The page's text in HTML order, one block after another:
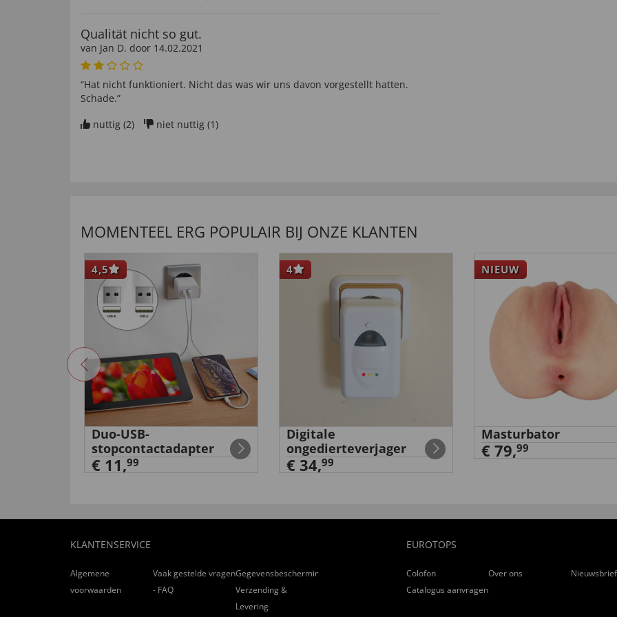
Qualität nicht so gut.
van Jan D. door 14.02.2021
“Hat nicht funktioniert. Nicht das was wir uns davon vorgestellt hatten.
Schade.”
nuttig (2) niet nuttig (1)
nuttig (1) niet nuttig ( 0)
MOMENTEEL ERG POPULAIR BIJ ONZE KLANTEN
4,5
Duo-USB-
stopcontactadapter
€ 11,99
4
Digitale
ongedierteverjager
€ 34,99
NIEUW
Masturbator
€ 79,99
KLANTENSERVICE
Algemene
voorwaarden
Vaak gestelde vragen
- FAQ
Gegevensbescherming
Verzending &
Levering
EUROTOPS
Colofon Over ons
Nieuwsbrief
Catalogus aanvragen